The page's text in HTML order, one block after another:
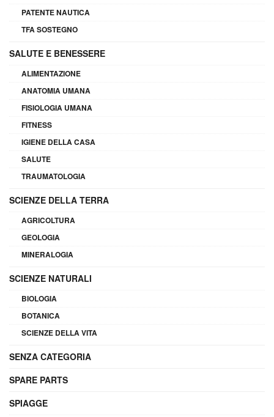
PATENTE NAUTICA
TFA SOSTEGNO
SALUTE E BENESSERE
ALIMENTAZIONE
ANATOMIA UMANA
FISIOLOGIA UMANA
FITNESS
IGIENE DELLA CASA
SALUTE
TRAUMATOLOGIA
SCIENZE DELLA TERRA
AGRICOLTURA
GEOLOGIA
MINERALOGIA
SCIENZE NATURALI
BIOLOGIA
BOTANICA
SCIENZE DELLA VITA
SENZA CATEGORIA
SPARE PARTS
SPIAGGE